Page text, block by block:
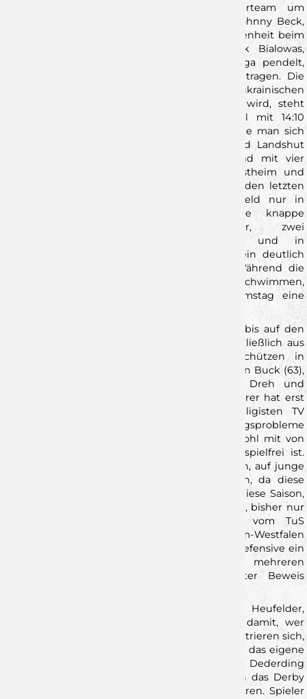
Auf Wölfe-Seite haben sowohl das Trainerteam um
Johannes Heufelder und Oliver Kuch, sowie Johnny Beck,
Tim Bauder und Alexander Merk eine Vergangenheit beim
HCE. Andersrum hat der Erlangener Yannik Bialowas,
welcher zwischen Bundesliga und Dritter Liga pendelt,
bereits für ein Halbjahr das grünte Trikot getragen. Die
Bundesligareserve, welche vom ehemalige ukrainischen
Nationalspieler Vyacheslav Lochman trainiert wird, steht
nach einem sehr soliden Saisonstart aktuell mit 14:10
Punkten auf dem 6. Tabellenplatz. Zwar musste man sich
gleich zu Beginn der Runde in Balingen und Landshut
geschlagen geben, konnte aber anschließend mit vier
Siegen in Folge, unter anderem in Kornwestheim und
Pfullingen, auf sich aufmerksam machen. Aus den letzten
fünf Spielen hingegen, konnte man das Feld nur in
Kornwestheim als Sieger verlassen. Eine knappe
Heimniederlagen gegen Oppenweiler, zwei
Punkteteilungen gegen Fürstenfeldbruck und in
Heilbronn, sowie am vergangenen Spieltag ein deutlich
Niederlage zuhause gegen die Junglöwen. Während die
Wölfe also aktuell auf einer Erfolgswelle schwimmen,
wollen die Erlangener am kommenden Samstag eine
Die junge Mannschaft der Gastgeber, welche bis auf den
bundesligaerfahrenen Florian Gruchalla, ausschließlich aus
U23-Spielern besteht hat ihre besten Torschützen in
Rückraumspieler Lucca Bialowas (74) und Florian Buck (63),
welche die absoluten Leistungsträger und Dreh und
Angelpunkt des Erlangener Spiels sind. Zweiterer hat erst
vor kurzem ein Zweispielrecht beim Zweitligisten TV
Grosswallstadt bekommen, um deren Verletzungsprobleme
aufzufangen. Gegen die Wölfe wird er aber wohl mit von
der Partie sein, da der TVG an diesem Tag spielfrei ist.
Genau so wird es den Gastgebern möglich sein, auf junge
Spieler aus ihrem Bundesliga zurückzugreifen, da diese
bereits am Vortag im Einsatz sind. Das betraf diese Saison,
neben dem bereits erwähnten Yannik Bialowas, bisher nur
Florian Scheerer. Der Kreisläufer, welcher vom TuS
Fürstenfeldbruck, über den Umweg ASV Hamm-Westfalen
zu den Mittelfranken stoß, ist vor allem in der Defensive ein
absolute Verstärkung, was er bei mehreren
Bundesligaeinsätzen dieses Jahr schon unter Beweis
Die Wölfe, um Cheftrainer Johannes Heufelder,
beschäftigen sich in der Vorbereitung nicht damit, wer
beim Gegner auflaufen könnte, sondern konzentrieren sich,
wie in den vergangenen Wochen, vor allem auf das eigene
Spiel. Nach den neuerlichen Ausfällen von Malte Dederding
und Moritz Ebert, welche wahrscheinlich auch das Derby
verpassen werden, gilt es erneut zu improvisieren. Spieler